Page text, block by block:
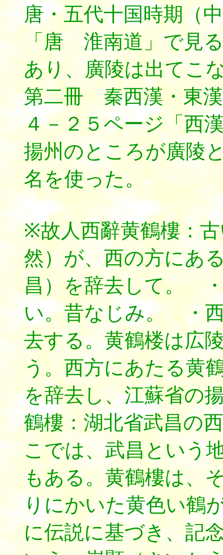
唐・五代十国時期（
「唐 淮南道」で見
あり、廣陵は出てこ
第二冊 秦西漢・東
４－２５ページ「西
揚州のところが廣陵
名を使った。
※故人西辭黄鶴樓：
然）が、西の方にあ
昌）を辞去して。
い。昔なじみ。 ・
去する。黄鶴楼は広
う。西方にあたる黄
を辞去し、江蘇省の
鶴樓：湖北省武昌の
こでは、武昌という
もある。黄鶴樓は、
りにかいた黄色い鶴
に伝説に基づき、記